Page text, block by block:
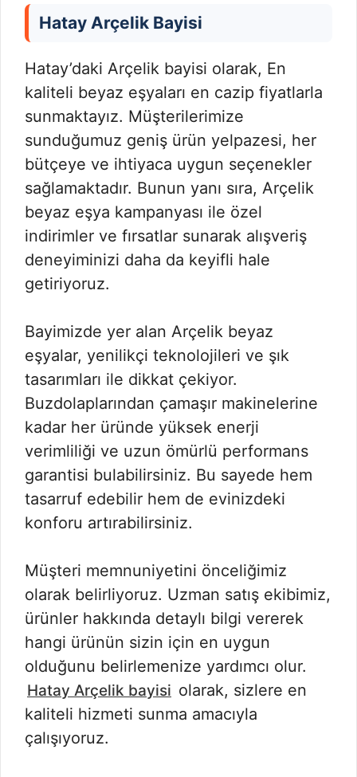
Hatay Arçelik Bayisi
Hatay’daki Arçelik bayisi olarak, En
kaliteli beyaz eşyaları en cazip fiyatlarla
sunmaktayız. Müşterilerimize
sunduğumuz geniş ürün yelpazesi, her
bütçeye ve ihtiyaca uygun seçenekler
sağlamaktadır. Bunun yanı sıra, Arçelik
beyaz eşya kampanyası ile özel
indirimler ve fırsatlar sunarak alışveriş
deneyiminizi daha da keyifli hale
getiriyoruz.
Bayimizde yer alan Arçelik beyaz
eşyalar, yenilikçi teknolojileri ve şık
tasarımları ile dikkat çekiyor.
Buzdolaplarından çamaşır makinelerine
kadar her üründe yüksek enerji
verimliliği ve uzun ömürlü performans
garantisi bulabilirsiniz. Bu sayede hem
tasarruf edebilir hem de evinizdeki
konforu artırabilirsiniz.
Müşteri memnuniyetini önceliğimiz
olarak belirliyoruz. Uzman satış ekibimiz,
ürünler hakkında detaylı bilgi vererek
hangi ürünün sizin için en uygun
olduğunu belirlemenize yardımcı olur.
Hatay Arçelik bayisi olarak, sizlere en
kaliteli hizmeti sunma amacıyla
çalışıyoruz.